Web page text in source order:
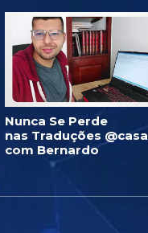
Nunca Se Perde
nas Traduções @casa
com Bernardo